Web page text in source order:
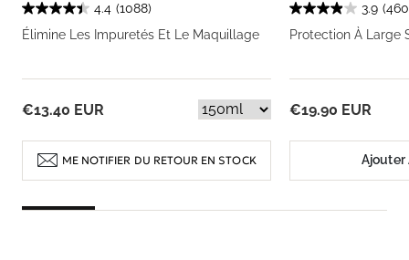
4.4 (1088)
Élimine Les Impuretés Et Le Maquillage
€13.40 EUR
ME NOTIFIER DU RETOUR EN STOCK
3.9
Protection À Large
€19.90 EUR
Ajouter